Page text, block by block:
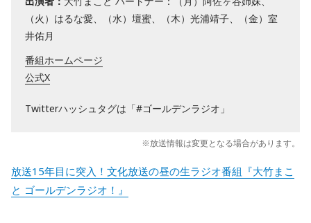
（火）はるな愛、（水）壇蜜、（木）光浦靖子、（金）室
井佑月
番組ホームページ
公式X
Twitterハッシュタグは「#ゴールデンラジオ」
※放送情報は変更となる場合があります。
放送15年目に突入！文化放送の昼の生ラジオ番組『大竹まこ
と ゴールデンラジオ！』